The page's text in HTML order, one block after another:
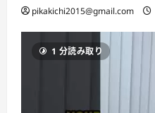
pikakichi2015@gmail.com
1 分読み取り